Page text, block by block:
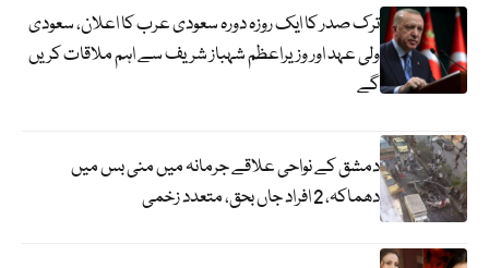
ترک صدر کا ایک روزہ دورہ سعودی عرب کا اعلان، سعودی
ولی عہد اور وزیراعظم شہباز شریف سے اہم ملاقات کریں
گے
دمشق کے نواحی علاقے جرمانہ میں منی بس میں
دھماکہ، 2 افراد جاں بحق، متعدد زخمی